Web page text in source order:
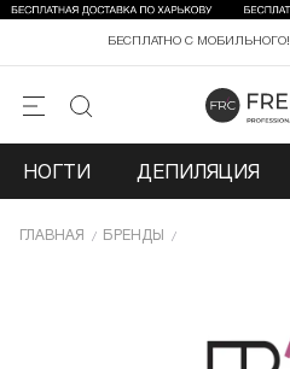
БЕСПЛАТНО С МОБИЛЬНОГО!
НОГТИ ДЕПИЛЯЦИЯ
ГЛАВНАЯ БРЕНДЫ